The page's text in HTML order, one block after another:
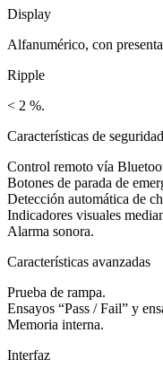
Display
Alfanumérico, con
Ripple
< 2 %.
Características de seguridad
Control remoto vía
Botones de parada de
Detección automática de
Indicadores visuales
Alarma sonora.
Características avanzadas
Prueba de rampa.
Ensayos “Pass / Fail” y
Memoria interna.
Interfaz